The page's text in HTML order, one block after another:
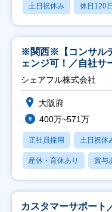
土日祝休み 休日120
※関西※【コンサル
ェンジ可！／自社サ
シェアフル株式会社
大阪府
400万~571万
正社員採用 土日祝休
産休・育休あり 賞与
カスタマーサポート